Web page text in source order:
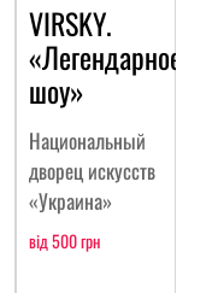
VIRSKY.
«Легендарное
шоу»
Национальный
дворец искусств
«Украина»
від 500 грн